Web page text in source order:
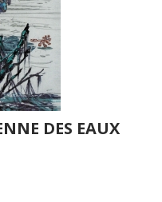
DES EAUX